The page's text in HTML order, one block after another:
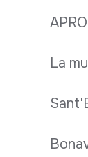
La